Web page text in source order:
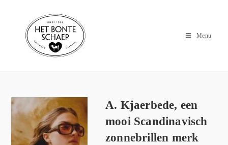
Menu
A. Kjaerbede, een
mooi Scandinavisch
zonnebrillen merk